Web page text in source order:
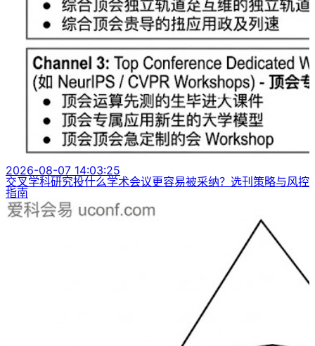
2026-08-07 14:03:25
交叉学科研究投什么学术会议更容易被采纳？选刊策略与风控
指南